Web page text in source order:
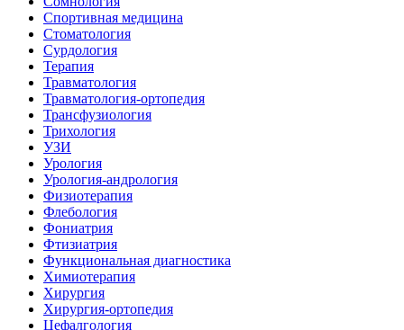
Спортивная медицина
Стоматология
Сурдология
Терапия
Травматология
Травматология-ортопедия
Трансфузиология
Трихология
УЗИ
Урология
Урология-андрология
Физиотерапия
Флебология
Фониатрия
Фтизиатрия
Функциональная диагностика
Химиотерапия
Хирургия
Хирургия-ортопедия
Цефалгология